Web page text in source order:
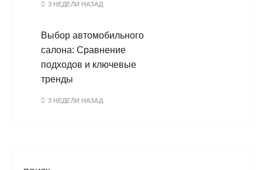
3 НЕДЕЛИ НАЗАД
Выбор автомобильного
салона: Сравнение
подходов и ключевые
тренды
3 НЕДЕЛИ НАЗАД